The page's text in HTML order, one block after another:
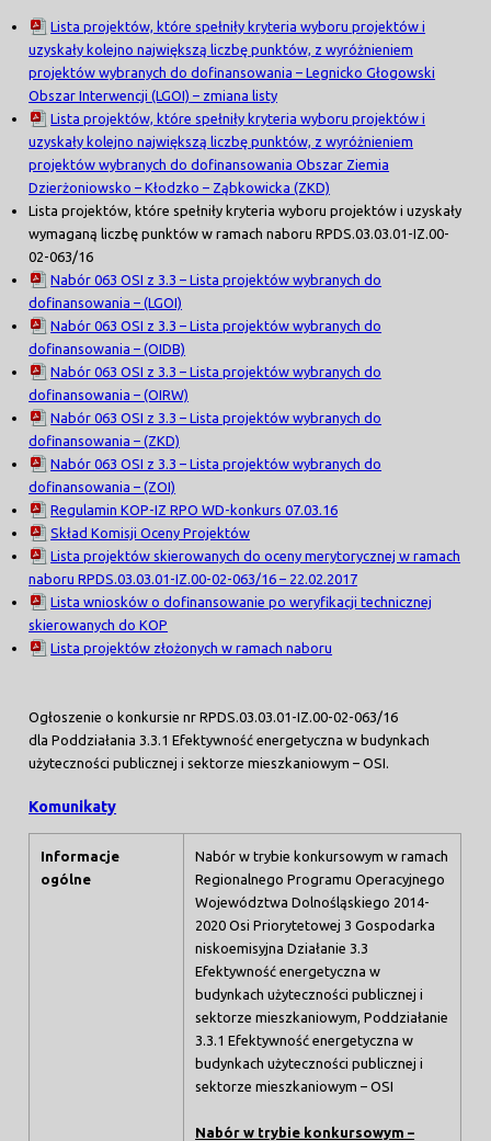
Lista projektów, które spełniły kryteria wyboru projektów i
uzyskały kolejno największą liczbę punktów, z wyróżnieniem
projektów wybranych do dofinansowania – Legnicko Głogowski
Obszar Interwencji (LGOI) – zmiana listy
Lista projektów, które spełniły kryteria wyboru projektów i
uzyskały kolejno największą liczbę punktów, z wyróżnieniem
projektów wybranych do dofinansowania Obszar Ziemia
Dzierżoniowsko – Kłodzko – Ząbkowicka (ZKD)
Lista projektów, które spełniły kryteria wyboru projektów i uzyskały
wymaganą liczbę punktów w ramach naboru RPDS.03.03.01-IZ.00-
02-063/16
Nabór 063 OSI z 3.3 – Lista projektów wybranych do
dofinansowania – (LGOI)
Nabór 063 OSI z 3.3 – Lista projektów wybranych do
dofinansowania – (OIDB)
Nabór 063 OSI z 3.3 – Lista projektów wybranych do
dofinansowania – (OIRW)
Nabór 063 OSI z 3.3 – Lista projektów wybranych do
dofinansowania – (ZKD)
Nabór 063 OSI z 3.3 – Lista projektów wybranych do
dofinansowania – (ZOI)
Regulamin KOP-IZ RPO WD-konkurs 07.03.16
Skład Komisji Oceny Projektów
Lista projektów skierowanych do oceny merytorycznej w ramach
naboru RPDS.03.03.01-IZ.00-02-063/16 – 22.02.2017
Lista wniosków o dofinansowanie po weryfikacji technicznej
skierowanych do KOP
Lista projektów złożonych w ramach naboru
Ogłoszenie o konkursie nr RPDS.03.03.01-IZ.00-02-063/16
dla Poddziałania 3.3.1 Efektywność energetyczna w budynkach
użyteczności publicznej i sektorze mieszkaniowym – OSI.
Komunikaty
Informacje
ogólne
Nabór w trybie konkursowym w ramach
Regionalnego Programu Operacyjnego
Województwa Dolnośląskiego 2014-
2020 Osi Priorytetowej 3 Gospodarka
niskoemisyjna Działanie 3.3
Efektywność energetyczna w
budynkach użyteczności publicznej i
sektorze mieszkaniowym, Poddziałanie
3.3.1 Efektywność energetyczna w
budynkach użyteczności publicznej i
sektorze mieszkaniowym – OSI
Nabór w trybie konkursowym –